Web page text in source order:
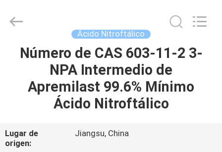
HOGAR
PRODUCTOS
NOSOTROS
Ácido Nitroftálico
Número de CAS 603-11-2 3-
NPA Intermedio de
Apremilast 99.6% Mínimo
Ácido Nitroftálico
Lugar de
origen:
Jiangsu, China